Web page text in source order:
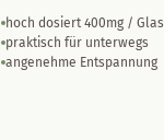
hoch dosiert 400mg / Glas
praktisch für unterwegs
angenehme Entspannung